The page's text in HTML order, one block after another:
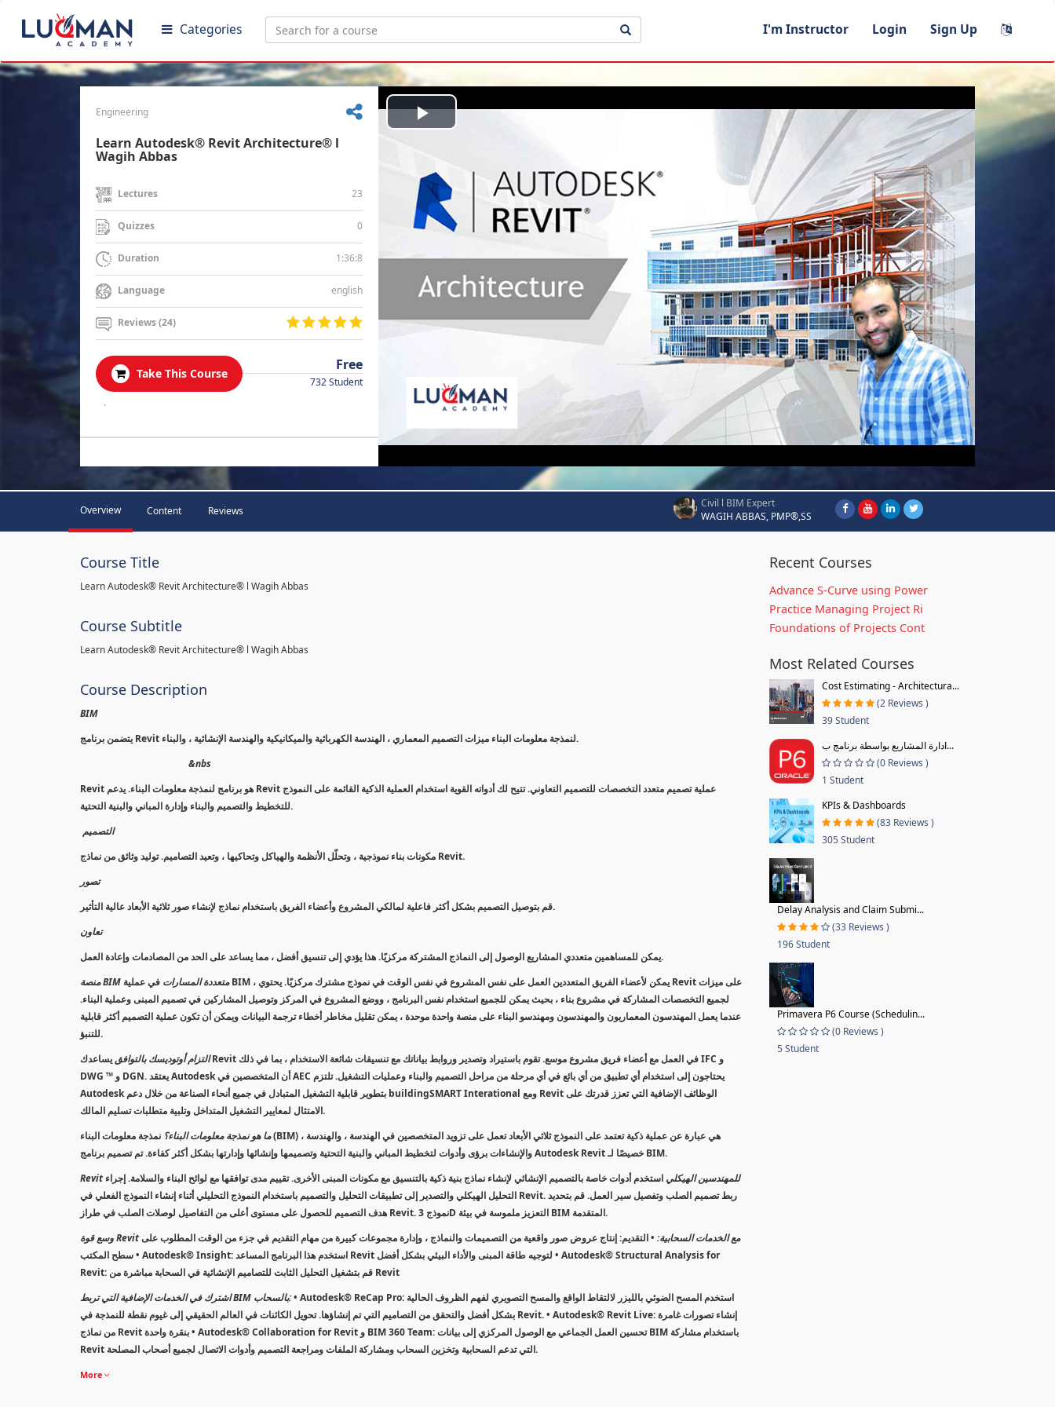
Categories I'm Instructor Login Sign Up
Engineering
Learn Autodesk® Revit Architecture® l
Wagih Abbas
Lectures 23
Quizzes 0
Duration 1:36:8
Language english
Reviews (24)
Take This Course
Free
732 Student
.
Play
Video
Overview Content Reviews
Civil l BIM Expert
WAGIH ABBAS, PMP®,SS
Course Title
Learn Autodesk® Revit Architecture® l Wagih Abbas
Course Subtitle
Learn Autodesk® Revit Architecture® l Wagih Abbas
Course Description
BIM
يتضمن برنامج Revit لنمذجة معلومات البناء ميزات التصميم المعماري ، الهندسة الكهربائية والميكانيكية والهندسة الإنشائية ، والبناء.
&nbs
Revit هو برنامج لنمذجة معلومات البناء. يدعم Revit عملية تصميم متعدد التخصصات للتصميم التعاوني. تتيح لك أدواته القوية استخدام العملية الذكية القائمة على النموذج
للتخطيط والتصميم والبناء وإدارة المباني والبنية التحتية.
التصميم
مكونات بناء نموذجية ، وتحلّل الأنظمة والهياكل وتحاكيها ، وتعيد التصاميم. توليد وثائق من نماذج Revit.
تصور
قم بتوصيل التصميم بشكل أكثر فاعلية لمالكي المشروع وأعضاء الفريق باستخدام نماذج لإنشاء صور ثلاثية الأبعاد عالية التأثير.
تعاون
يمكن للمساهمين متعددي المشاريع الوصول إلى النماذج المشتركة مركزيًا. هذا يؤدي إلى تنسيق أفضل ، مما يساعد على الحد من المصادمات وإعادة العمل.
منصة BIM متعددة المسارات في عملية BIM ، يمكن لأعضاء الفريق المتعددين العمل على نفس المشروع في نفس الوقت في نموذج مشترك مركزيًا. يحتوي Revit على ميزات
لجميع التخصصات المشاركة في مشروع بناء ، بحيث يمكن للجميع استخدام نفس البرنامج ، ووضع المشروع في المركز وتوصيل المشاركين في تصميم المبنى وعملية البناء.
عندما يعمل المهندسون المعماريون والمهندسون ومهندسو البناء على منصة واحدة موحدة ، يمكن تقليل مخاطر أخطاء ترجمة البيانات ويمكن أن تكون عملية التصميم أكثر قابلية
للتنبؤ.
التزام أوتوديسك بالتوافقيساعدك Revit في العمل مع أعضاء فريق مشروع موسع. تقوم باستيراد وتصدير وروابط بياناتك مع تنسيقات شائعة الاستخدام ، بما في ذلك IFC و
DWG ™ و DGN. يعتقد Autodesk أن المتخصصين في AEC يحتاجون إلى استخدام أي تطبيق من أي بائع في أي مرحلة من مراحل التصميم والبناء وعمليات التشغيل. تلتزم
Autodesk بتطوير قابلية التشغيل المتبادل في جميع أنحاء الصناعة من خلال دعم buildingSMART Interational ومع Revit الوظائف الإضافية التي تعزز قدرتك على
الامتثال لمعايير التشغيل المتداخل وتلبية متطلبات تسليم المالك.
ما هو نمذجة معلومات البناء؟ نمذجة معلومات البناء (BIM) هي عبارة عن عملية ذكية تعتمد على النموذج ثلاثي الأبعاد تعمل على تزويد المتخصصين في الهندسة ، والهندسة ،
والإنشاءات برؤى وأدوات لتخطيط المباني والبنية التحتية وتصميمها وإنشائها وإدارتها بشكل أكثر كفاءة. تم تصميم برنامج Autodesk Revit خصيصًا لـ BIM.
Revit للمهندسين الهيكلي استخدم أدوات خاصة بالتصميم الإنشائي لإنشاء نماذج بنية ذكية بالتنسيق مع مكونات المبنى الأخرى. تقييم مدى توافقها مع لوائح البناء والسلامة. إجراء
التحليل الهيكلي والتصدير إلى تطبيقات التحليل والتصميم باستخدام النموذج التحليلي أثناء إنشاء النموذج الفعلي في Revit. ربط تصميم الصلب وتفصيل سير العمل. قم بتحديد
هدف التصميم للحصول على مستوى أعلى من التفاصيل لوصلات الصلب في طراز Revit. نموذج 3D التعزيز ملموسة في بيئة BIM المتقدمة.
وسع قوة Revit مع الخدمات السحابية: • التقديم: إنتاج عروض صور واقعية من التصميمات والنماذج ، وإدارة مجموعات كبيرة من مهام التقديم في جزء من الوقت المطلوب على
سطح المكتب • Autodesk® Insight: استخدم هذا البرنامج المساعد Revit لتوجيه طاقة المبنى والأداء البيئي بشكل أفضل • Autodesk® Structural Analysis for
Revit: قم بتشغيل التحليل الثابت للتصاميم الإنشائية في السحابة مباشرة من Revit
اشترك في الخدمات الإضافية التي تربط BIM بالسحاب:• Autodesk® ReCap Pro: استخدم المسح الضوئي بالليزر لالتقاط الواقع والمسح التصويري لفهم الظروف الحالية
بشكل أفضل والتحقق من التصاميم التي تم إنشاؤها. تحويل الكائنات في العالم الحقيقي إلى غيوم نقطة للنمذجة في Revit. • Autodesk® Revit Live: إنشاء تصورات غامرة
من نماذج Revit بنقرة واحدة • Autodesk® Collaboration for Revit و BIM 360 Team: تحسين العمل الجماعي مع الوصول المركزي إلى بيانات BIM باستخدام مشاركة
Revit التي تدعم السحابية وتخزين السحاب ومشاركة الملفات ومراجعة التصميم وأدوات الاتصال لجميع أصحاب المصلحة.
More
Recent Courses
Advance S-Curve using Power
Practice Managing Project Ri
Foundations of Projects Cont
Most Related Courses
Cost Estimating - Architectura...
(2 Reviews )
39 Student
ادارة المشاريع بواسطة برنامج ب...
(0 Reviews )
1 Student
KPIs & Dashboards
(83 Reviews )
305 Student
Delay Analysis and Claim Submi...
(33 Reviews )
196 Student
Primavera P6 Course (Schedulin...
(0 Reviews )
5 Student